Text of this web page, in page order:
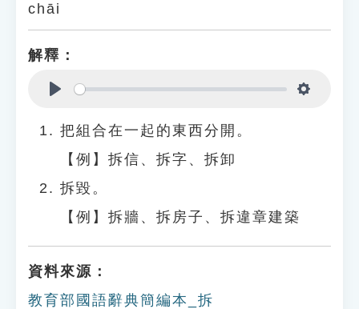
chāi
解釋：
把組合在一起的東西分開。
【例】拆信、拆字、拆卸
拆毀。
【例】拆牆、拆房子、拆違章建築
資料來源：
教育部國語辭典簡編本_拆